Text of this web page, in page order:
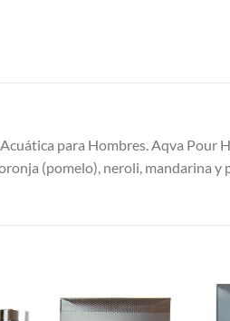
para Hombres. Aqva Pour
(pomelo), neroli, mandarina